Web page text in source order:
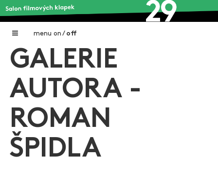
menu on / off
Home
Galerie filmových klapek
Autoři filmových klapek
O projektu
GALERIE
AUTORA -
ROMAN
ŠPIDLA